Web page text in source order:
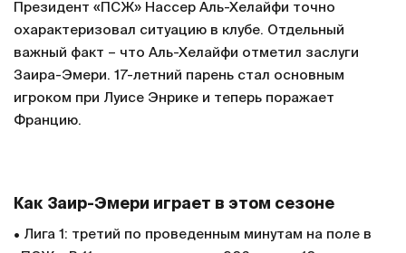
Президент «ПСЖ» Нассер Аль-Хелайфи точно
охарактеризовал ситуацию в клубе. Отдельный
важный факт – что Аль-Хелайфи отметил заслуги
Заира-Эмери. 17-летний парень стал основным
игроком при Луисе Энрике и теперь поражает
Францию.
Как Заир-Эмери играет в этом сезоне
• Лига 1: третий по проведенным минутам на поле в